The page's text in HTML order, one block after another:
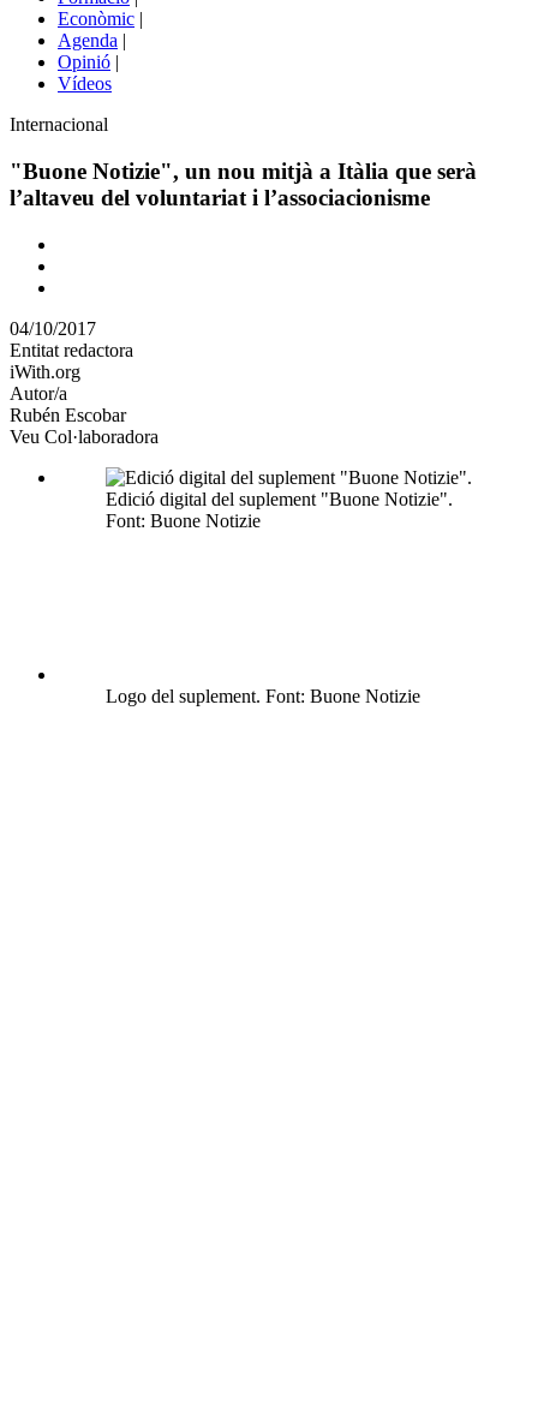
Econòmic |
Agenda |
Opinió |
Vídeos
Àmbit
la
notícia
Internacional
"Buone Notizie", un nou mitjà a Itàlia que serà
l’altaveu del voluntariat i l’associacionisme
Comparteix
altres
xarxes
socials
04/10/2017
Entitat redactora
iWith.org
Autor/a
Rubén Escobar
Veu Col·laboradora
Edició digital del suplement "Buone Notizie".
Font: Buone Notizie
Logo del suplement. Font: Buone Notizie